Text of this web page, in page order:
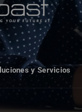
y Servicios